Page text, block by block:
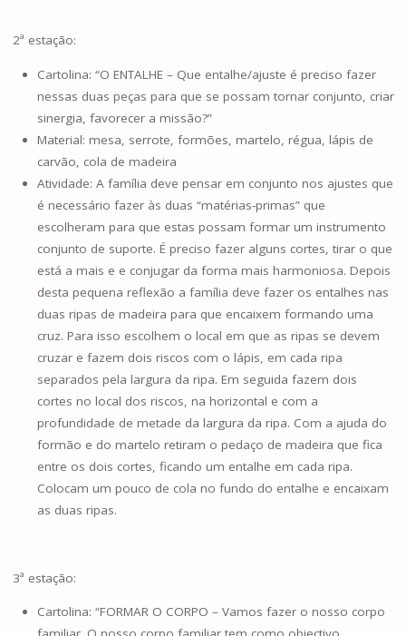
2ª estação:
Cartolina: “O ENTALHE – Que entalhe/ajuste é preciso fazer
nessas duas peças para que se possam tornar conjunto, criar
sinergia, favorecer a missão?”
Material: mesa, serrote, formões, martelo, régua, lápis de
carvão, cola de madeira
Atividade: A família deve pensar em conjunto nos ajustes que
é necessário fazer às duas “matérias-primas” que
escolheram para que estas possam formar um instrumento
conjunto de suporte. É preciso fazer alguns cortes, tirar o que
está a mais e e conjugar da forma mais harmoniosa. Depois
desta pequena reflexão a família deve fazer os entalhes nas
duas ripas de madeira para que encaixem formando uma
cruz. Para isso escolhem o local em que as ripas se devem
cruzar e fazem dois riscos com o lápis, em cada ripa
separados pela largura da ripa. Em seguida fazem dois
cortes no local dos riscos, na horizontal e com a
profundidade de metade da largura da ripa. Com a ajuda do
formão e do martelo retiram o pedaço de madeira que fica
entre os dois cortes, ficando um entalhe em cada ripa.
Colocam um pouco de cola no fundo do entalhe e encaixam
as duas ripas.
3ª estação:
Cartolina: “FORMAR O CORPO – Vamos fazer o nosso corpo